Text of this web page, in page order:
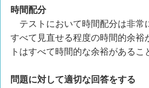
時間配分
テストにおいて時間配分は非常
すべて見直せる程度の時間的余
トはすべて時間的な余裕がある
問題に対して適切な回答をする